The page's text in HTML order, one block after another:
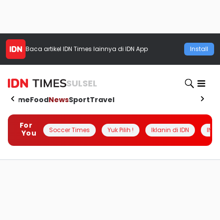
Baca artikel IDN Times lainnya di IDN App Install
SULSEL
HomeFoodNewsSportTravel
For
You
Soccer Times Yuk Pilih ! Iklanin di IDN